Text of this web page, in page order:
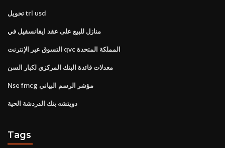
تحويل trl usd
منازل للبيع على عقد ايفانسفيل في
التسوق عبر الإنترنت qvc المملكة المتحدة
معدلات فائدة البنك المركزي لكبار السن
Nse fmcg مؤشر الرسم البياني
دويتشه بنك الدردشة الحية
Tags